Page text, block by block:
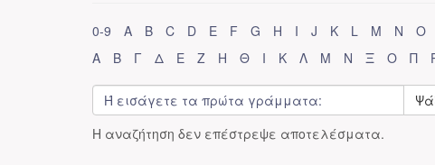
0-9 A B C D E F G H I J K L M N O
Α
Β Γ Δ Ε Ζ Η Θ Ι Κ Λ Μ Ν Ξ Ο Π
Η αναζήτηση δεν επέστρεψε αποτελέσματα.